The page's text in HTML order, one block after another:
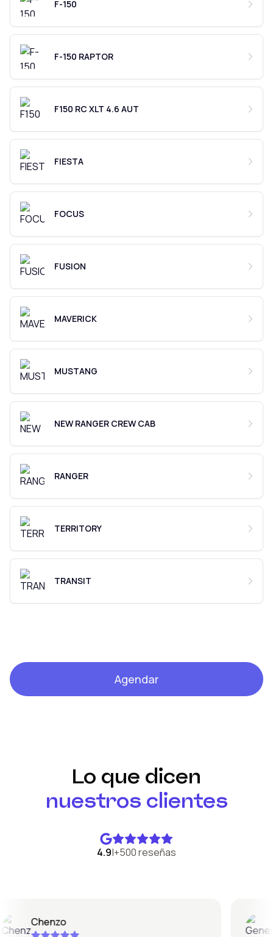
F-150
F-150 RAPTOR
F150 RC XLT 4.6 AUT
FIESTA
FOCUS
FUSION
MAVERICK
MUSTANG
NEW RANGER CREW CAB
RANGER
TERRITORY
TRANSIT
Agendar
Lo que dicen
nuestros clientes
4.9|+500 reseñas
Chenzo